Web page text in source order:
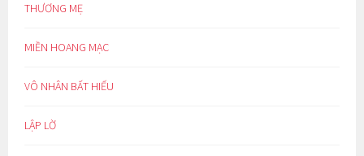
THƯƠNG MẸ
MIỀN HOANG MẠC
VÔ NHÂN BẤT HIẾU
LẬP LỜ